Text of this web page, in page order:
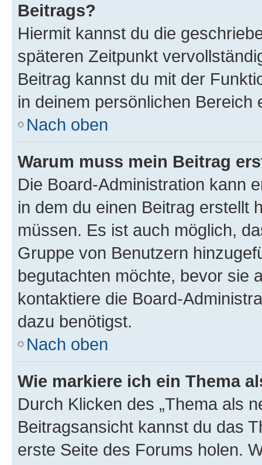
Beitrags?
Hiermit kannst du die
späteren Zeitpunkt
Beitrag kannst du mit der
in deinem persönlichen Bereich
Nach oben
Warum muss mein Beitrag
Die Board-Administration kann
in dem du einen Beitrag erstellt
müssen. Es ist auch möglich,
Gruppe von Benutzern
begutachten möchte, bevor sie
kontaktiere die Board-
dazu benötigst.
Nach oben
Wie markiere ich ein Thema
Durch Klicken des „Thema als
Beitragsansicht kannst du das
erste Seite des Forums holen.